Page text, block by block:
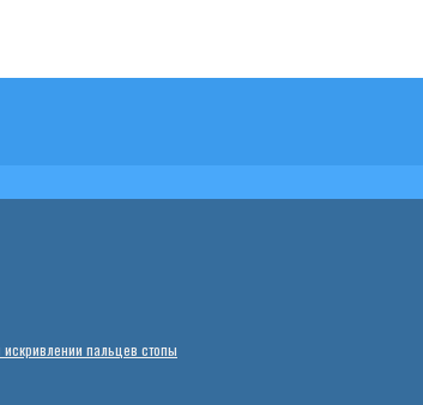
пальцев стопы